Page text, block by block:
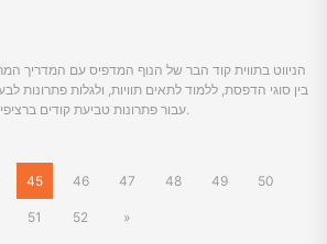
הניווט בתווית קוד הבר של הנוף המדפיס עם המדריך
בין סוגי הדפסת, ללמוד לתאים תוויות, ולגלות פתרונות
HPRT עבור פתרונות טביעת קודים ברציפיים לתעשייה מסויימות.
45 46 47 48 49 50
51 52 »